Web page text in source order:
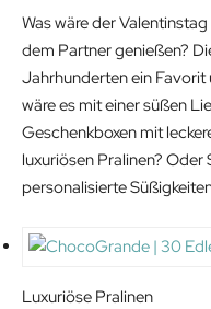
Was wäre der
dem Partner genießen?
Jahrhunderten ein Favorit
wäre es mit einer süßen
Geschenkboxen mit
luxuriösen Pralinen? Oder
personalisierte
Luxuriöse Pralinen